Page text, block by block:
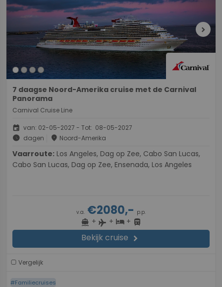
chevron_right
7 daagse Noord-Amerika cruise met de Carnival
Panorama
Carnival Cruise Line
event van: 02-05-2027 - Tot: 08-05-2027
schedule dagen place Noord-Amerika
Vaarroute:
Cabo San Lucas, Dag op Zee, Ensenada, Los Angeles
v.a. €2080,- p.p.
directions_boat + flight + hotel+ directions_bus
Bekijk cruise chevron_right
Vergelijk
#Familiecruises